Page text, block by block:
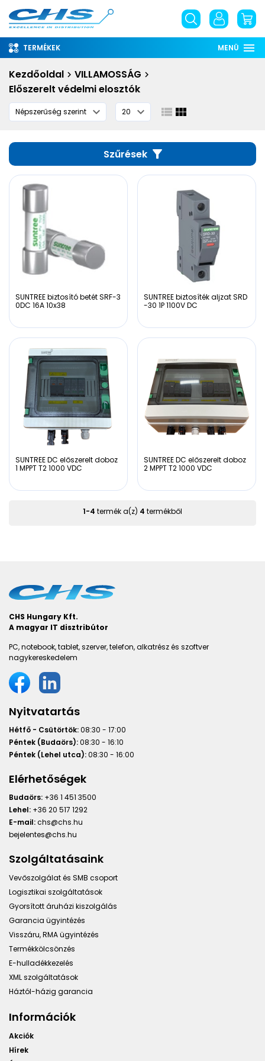
TERMÉKEK MENÜ
Rólunk
Információ
Szolgáltatások
English
place
Kezdőoldal
VILLAMOSSÁG
Előszerelt védelmi elosztók
SUNTREE biztosító betét SRF-3
0DC 16A 10x38
SUNTREE biztosíték aljzat SRD
-30 1P 1100V DC
SUNTREE DC előszerelt doboz
1 MPPT T2 1000 VDC
SUNTREE DC előszerelt doboz
2 MPPT T2 1000 VDC
1-4 termék a(z) 4 termékből
Szűrések
CHS Hungary Kft.
A magyar IT disztribútor
PC, notebook, tablet, szerver, telefon, alkatrész és szoftver
nagykereskedelem
Nyitvatartás
Hétfő - Csütörtök:08:30 - 17:00
Péntek (Budaörs):08:30 - 16:10
Péntek (Lehel utca):08:30 - 16:00
Elérhetőségek
Budaörs: +36 1 451 3500
Lehel: +36 20 517 1292
E-mail:chs@chs.hu
bejelentes@chs.hu
Szolgáltatásaink
Vevőszolgálat és SMB csoport
Logisztikai szolgáltatások
Gyorsított áruházi kiszolgálás
Garancia ügyintézés
Visszáru, RMA ügyintézés
Termékkölcsönzés
E-hulladékkezelés
XML szolgáltatások
Háztól-házig garancia
Információk
Akciók
Hírek